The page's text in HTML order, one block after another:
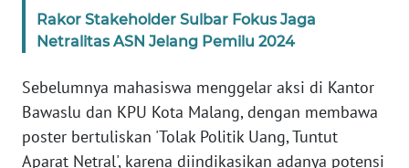
Rakor Stakeholder Sulbar Fokus Jaga
Netralitas ASN Jelang Pemilu 2024
Sebelumnya mahasiswa menggelar aksi di Kantor
Bawaslu dan KPU Kota Malang, dengan membawa
poster bertuliskan 'Tolak Politik Uang, Tuntut
Aparat Netral', karena diindikasikan adanya potensi
TENTANG
PEDOMAN
MEDIA
SIBER